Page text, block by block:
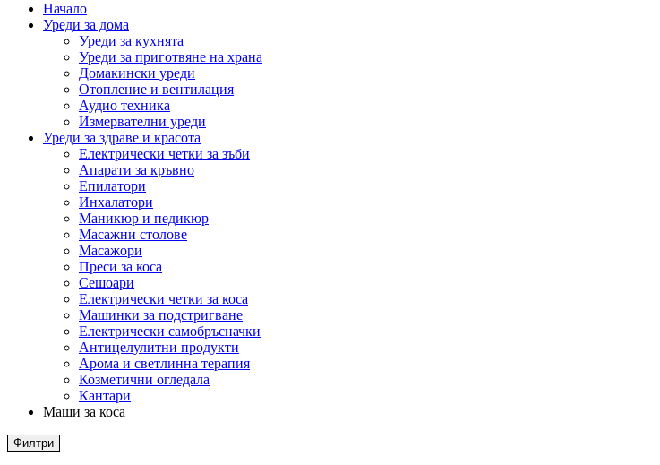
Начало
Уреди за дома
Уреди за кухнята
Уреди за приготвяне на храна
Домакински уреди
Отопление и вентилация
Аудио техника
Измервателни уреди
Уреди за здраве и красота
Електрически четки за зъби
Апарати за кръвно
Епилатори
Инхалатори
Маникюр и педикюр
Масажни столове
Масажори
Преси за коса
Сешоари
Електрически четки за коса
Машинки за подстригване
Електрически самобръсначки
Антицелулитни продукти
Арома и светлинна терапия
Козметични огледала
Кантари
Маши за коса
Филтри